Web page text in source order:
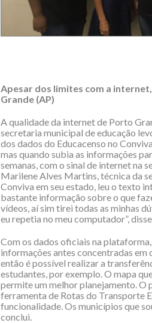
Apesar dos limites com a
Grande (AP)
A qualidade da internet de Porto
secretaria municipal de educação
dos dados do Educacenso no
mas quando subia as informações
semanas, com o sinal de internet na
Marilene Alves Martins, técnica da
Conviva em seu estado, leu o texto
bastante informação sobre o que
vídeos, aí sim tirei todas as minhas
eu repetia no meu computador”,
Com os dados oficiais na
informações antes concentradas em
então é possível realizar a
estudantes, por exemplo. O mapa
permite um melhor planejamento. O
ferramenta de Rotas do Transporte
funcionalidade. Os municípios que
conclui.